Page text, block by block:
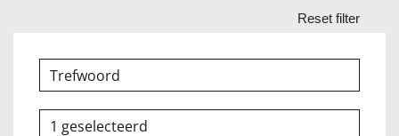
1 geselecteerd